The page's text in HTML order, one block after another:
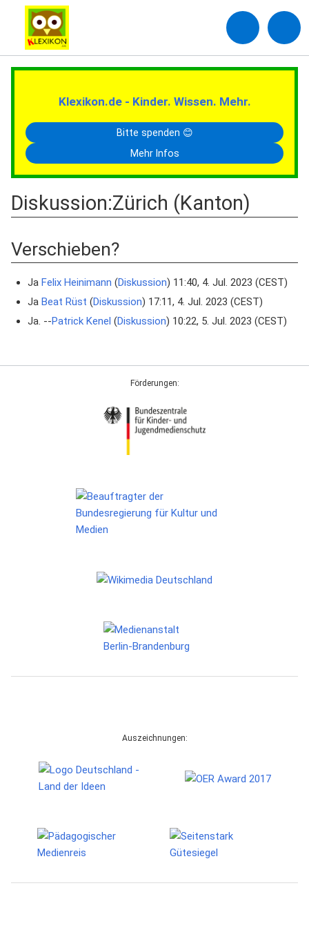
Klexikon.de - Kinder. Wissen. Mehr.
Bitte spenden 😊
Mehr Infos
Diskussion:Zürich (Kanton)
Verschieben?
Ja Felix Heinimann (Diskussion) 11:40, 4. Jul. 2023 (CEST)
Ja Beat Rüst (Diskussion) 17:11, 4. Jul. 2023 (CEST)
Ja. --Patrick Kenel (Diskussion) 10:22, 5. Jul. 2023 (CEST)
Förderungen:
Auszeichnungen: